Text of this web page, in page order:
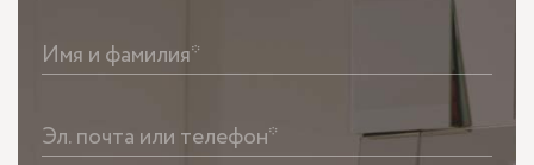
Имя и фамилия*
Эл. почта или телефон*